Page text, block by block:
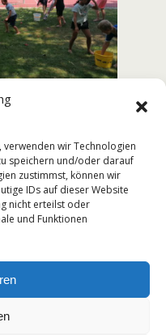
wir Technologien
speichern und/oder darauf
zustimmst, können wir
IDs auf dieser Website
nicht erteilst oder
und Funktionen
Nächster Beitrag